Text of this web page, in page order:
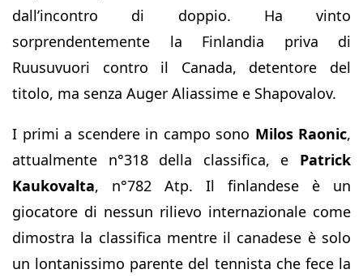
dall’incontro di doppio. Ha vinto
sorprendentemente la Finlandia priva di
Ruusuvuori contro il Canada, detentore del
titolo, ma senza Auger Aliassime e Shapovalov.
I primi a scendere in campo sono Milos Raonic,
attualmente n°318 della classifica, e Patrick
Kaukovalta, n°782 Atp. Il finlandese è un
giocatore di nessun rilievo internazionale come
dimostra la classifica mentre il canadese è solo
un lontanissimo parente del tennista che fece la